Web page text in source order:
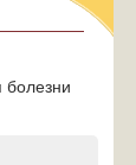
болезни